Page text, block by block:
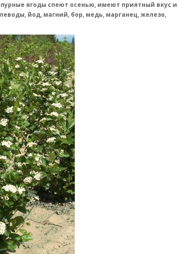
ягоды спеют осенью, имеют приятный вкус и
йод, магний, бор, медь, марганец, железо,